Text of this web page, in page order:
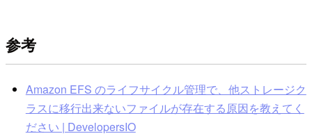
参考
Amazon EFS のライフサイクル管理で、他ストレージク
ラスに移行出来ないファイルが存在する原因を教えてく
ださい | DevelopersIO